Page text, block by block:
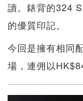
讀。錶背的324
的優質印記。
今回是擁有相同
場，連佣以